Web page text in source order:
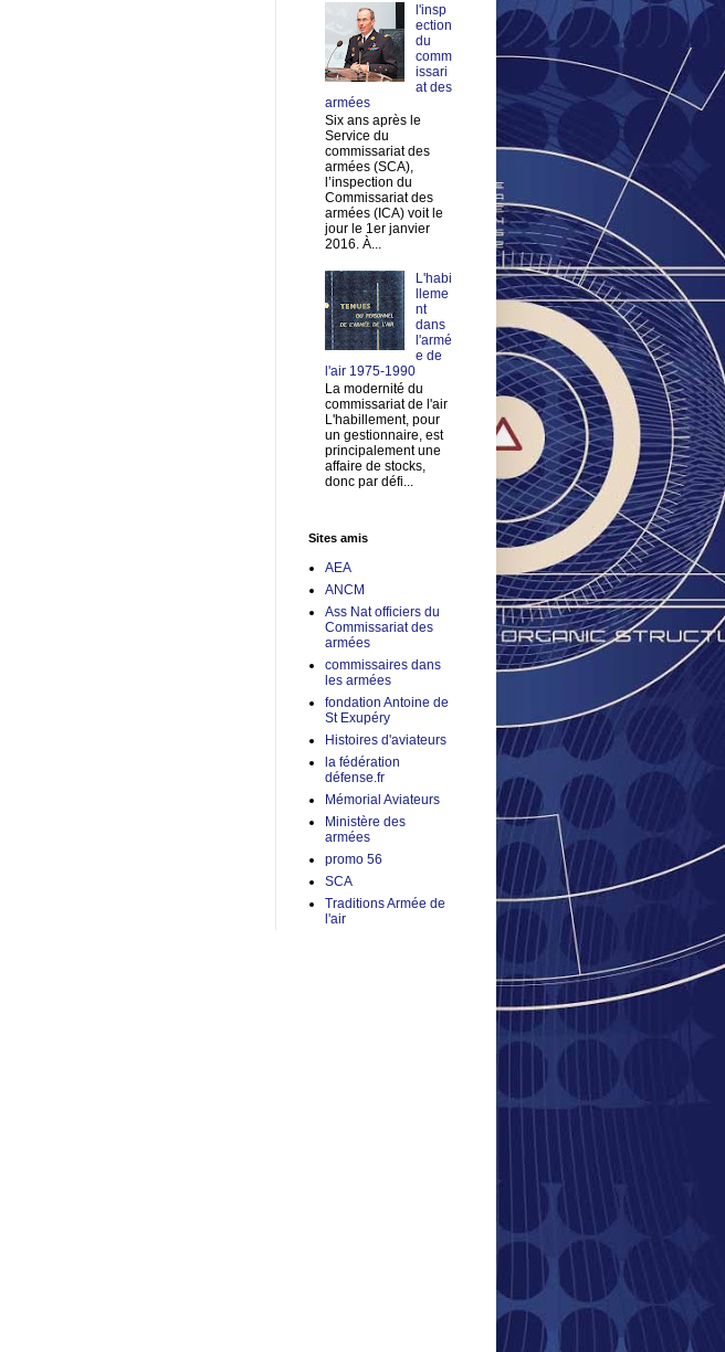
l'insp
ection
du
comm
issari
at des
armées
Six ans après le
Service du
commissariat des
armées (SCA),
l’inspection du
Commissariat des
armées (ICA) voit le
jour le 1er janvier
2016. À...
L'habi
lleme
nt
dans
l'armé
e de
l'air 1975-1990
La modernité du
commissariat de l'air
L'habillement, pour
un gestionnaire, est
principalement une
affaire de stocks,
donc par défi...
Sites amis
AEA
ANCM
Ass Nat officiers du
Commissariat des
armées
commissaires dans
les armées
fondation Antoine de
St Exupéry
Histoires d'aviateurs
la fédération
défense.fr
Mémorial Aviateurs
Ministère des
armées
promo 56
SCA
Traditions Armée de
l'air